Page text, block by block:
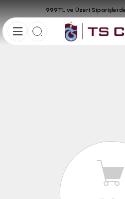
999TL ve Üzeri